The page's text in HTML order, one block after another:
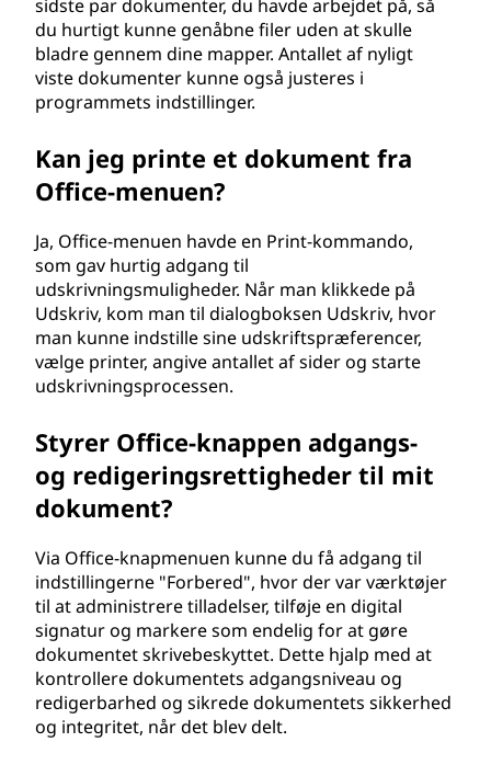
sidste par dokumenter, du havde arbejdet på, så
du hurtigt kunne genåbne filer uden at skulle
bladre gennem dine mapper. Antallet af nyligt
viste dokumenter kunne også justeres i
programmets indstillinger.
Kan jeg printe et dokument fra
Office-menuen?
Ja, Office-menuen havde en Print-kommando,
som gav hurtig adgang til
udskrivningsmuligheder. Når man klikkede på
Udskriv, kom man til dialogboksen Udskriv, hvor
man kunne indstille sine udskriftspræferencer,
vælge printer, angive antallet af sider og starte
udskrivningsprocessen.
Styrer Office-knappen adgangs-
og redigeringsrettigheder til mit
dokument?
Via Office-knapmenuen kunne du få adgang til
indstillingerne "Forbered", hvor der var værktøjer
til at administrere tilladelser, tilføje en digital
signatur og markere som endelig for at gøre
dokumentet skrivebeskyttet. Dette hjalp med at
kontrollere dokumentets adgangsniveau og
redigerbarhed og sikrede dokumentets sikkerhed
og integritet, når det blev delt.